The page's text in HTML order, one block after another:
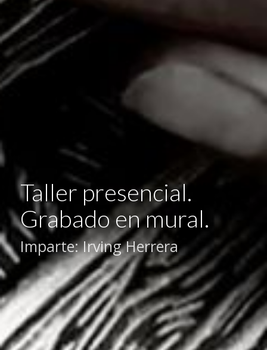
Taller presencial.
Grabado en mural.
Imparte: Irving Herrera